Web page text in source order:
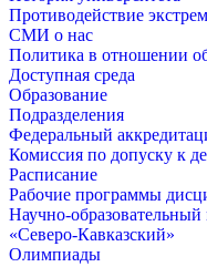
Противодействие
СМИ о нас
Политика в отношении
Доступная среда
Образование
Подразделения
Федеральный
Комиссия по допуску к
Расписание
Рабочие программы
Научно-
«Северо-Кавказский»
Олимпиады